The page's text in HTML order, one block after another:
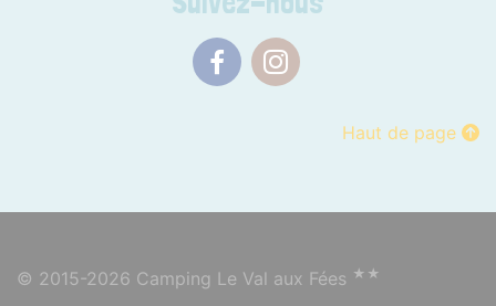
Haut de page
© 2015-2026 Camping Le Val aux Fées ★★